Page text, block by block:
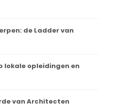
de Ladder van
lokale opleidingen en
van Architecten